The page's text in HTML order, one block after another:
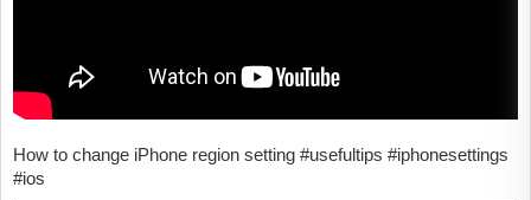
How to change iPhone region setting #usefultips #iphonesettings
#ios